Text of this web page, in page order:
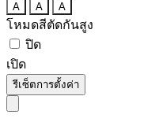
A A A
โหมดสีตัดกันสูง
ปิด
เปิด
รีเซ็ตการตั้งค่า